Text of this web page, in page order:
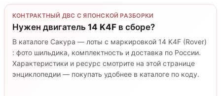
КОНТРАКТНЫЙ ДВС С ЯПОНСКОЙ РАЗБОРКИ
Нужен двигатель 14 K4F в сборе?
В каталоге Сакура — лоты с маркировкой 14 K4F (Rover)
: фото шильдика, комплектность и доставка по России.
Характеристики и ресурс смотрите на этой странице
энциклопедии — покупать удобнее в каталоге по коду.